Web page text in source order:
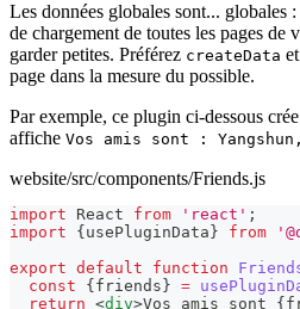
Les données globales sont... globales
de chargement de toutes les pages de
garder petites. Préférez createData
page dans la mesure du possible.
Par exemple, ce plugin ci-dessous
affiche Vos amis sont :
website/src/components/Friends.js
import React from 'react' ;
import
{ usePluginData } from
export default function
const
{ friends } =
return <div>Vos amis sont {